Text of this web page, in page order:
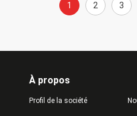
1 2 3
À propos
Profil de la société